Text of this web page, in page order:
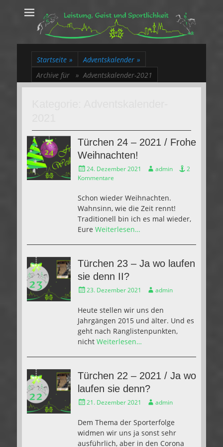
Leistung, Geist
und Sportlichkeit
Trakehner aus dem Herzen des Rheinlands
Startseite » Adventskalender »
Archive für »Adventskalender-2021
Türchen 24 – 2021 / Frohe
Weihnachten!
Gepostet
am
24. Dezember 2021 Autoradmin
2
Kommentare
Schon wieder Weihnachten.
Wahnsinn, wie die Zeit rennt!
Traditionell bin ich es mal wieder,
Eure Weiterlesen…
Türchen 23 – Ja wo laufen
sie denn II?
Gepostet
23. Dezember 2021 Autoradmin
Heute stellen wir uns den
Jahrgängen 2015 und älter. Und es
geht nach Ranglistenpunkten,
nicht Weiterlesen…
Türchen 22 – 2021 / Ja wo
laufen sie denn?
Gepostet
21. Dezember 2021 Autoradmin
Dem Thema der Sporterfolge
widmen wir uns ja sonst sehr
ausführlich, aber in den Corona